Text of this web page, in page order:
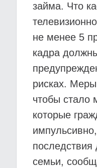
займа. Что
не менее 5
кадра
рисках.
чтобы стало
которые
последствия
семьи,